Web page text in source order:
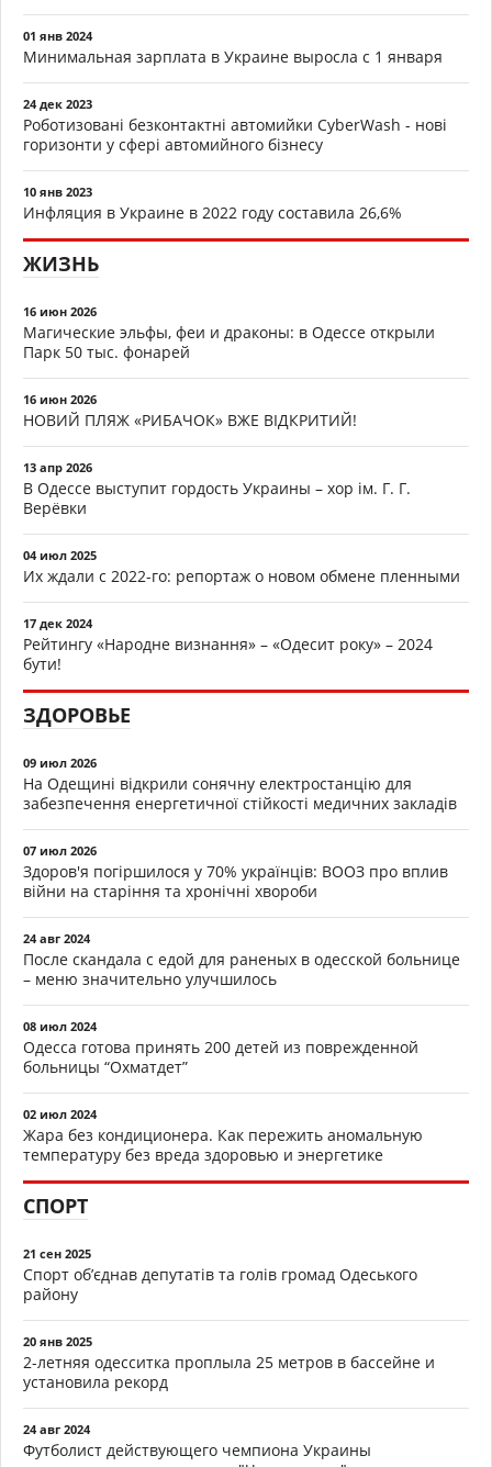
01 янв 2024
Минимальная зарплата в Украине выросла с 1 января
24 дек 2023
Роботизовані безконтактні автомийки CyberWash - нові
горизонти у сфері автомийного бізнесу
10 янв 2023
Инфляция в Украине в 2022 году составила 26,6%
ЖИЗНЬ
16 июн 2026
Магические эльфы, феи и драконы: в Одессе открыли
Парк 50 тыс. фонарей
16 июн 2026
НОВИЙ ПЛЯЖ «РИБАЧОК» ВЖЕ ВІДКРИТИЙ!
13 апр 2026
В Одессе выступит гордость Украины – хор ім. Г. Г.
Верёвки
04 июл 2025
Их ждали с 2022-го: репортаж о новом обмене пленными
17 дек 2024
Рейтингу «Народне визнання» – «Одесит року» – 2024
бути!
ЗДОРОВЬЕ
09 июл 2026
На Одещині відкрили сонячну електростанцію для
забезпечення енергетичної стійкості медичних закладів
07 июл 2026
Здоров'я погіршилося у 70% українців: ВООЗ про вплив
війни на старіння та хронічні хвороби
24 авг 2024
После скандала с едой для раненых в одесской больнице
– меню значительно улучшилось
08 июл 2024
Одесса готова принять 200 детей из поврежденной
больницы “Охматдет”
02 июл 2024
Жара без кондиционера. Как пережить аномальную
температуру без вреда здоровью и энергетике
СПОРТ
21 сен 2025
Спорт об’єднав депутатів та голів громад Одеського
району
20 янв 2025
2-летняя одесситка проплыла 25 метров в бассейне и
установила рекорд
24 авг 2024
Футболист действующего чемпиона Украины